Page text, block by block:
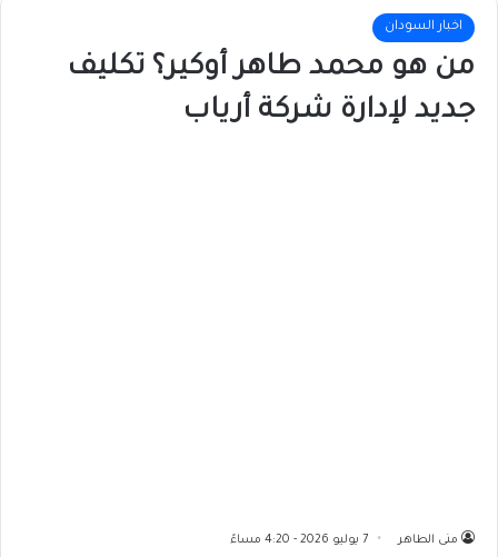
اخبار السودان
من هو محمد طاهر أوكير؟ تكليف
جديد لإدارة شركة أرياب
منى الطاهر 7 يوليو 2026 - 4:20 مساءً